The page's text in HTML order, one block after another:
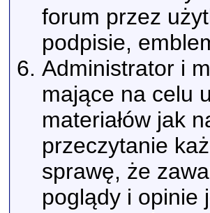
forum przez
podpisie,
Administrator i
mające na celu
materiałów jak
przeczytanie
sprawę, że
poglądy i opinie